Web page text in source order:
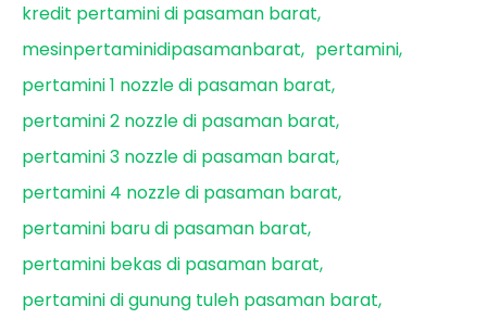
kredit pertamini di pasaman barat
mesinpertaminidipasamanbarat
pertamini
pertamini 1 nozzle di pasaman barat
pertamini 2 nozzle di pasaman barat
pertamini 3 nozzle di pasaman barat
pertamini 4 nozzle di pasaman barat
pertamini baru di pasaman barat
pertamini bekas di pasaman barat
pertamini di gunung tuleh pasaman barat